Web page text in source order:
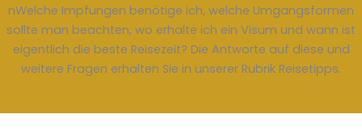
nWelche Impfungen benötige ich, welche Umgangsformen
sollte man beachten, wo erhalte ich ein Visum und wann ist
eigentlich die beste Reisezeit? Die Antworte auf diese und
weitere Fragen erhalten Sie in unserer Rubrik Reisetipps.